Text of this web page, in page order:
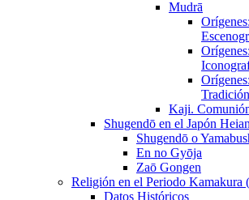
Mudrā
Kaji.
Shugendō en el Japón Heian
Shugendō o
En no Gyōja
Zaō Gongen
Religión en el Periodo Kamakura
Datos Históricos